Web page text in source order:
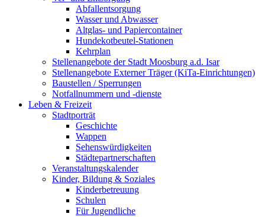
Abfallentsorgung
Wasser und Abwasser
Altglas- und Papiercontainer
Hundekotbeutel-Stationen
Kehrplan
Stellenangebote der Stadt Moosburg a.d. Isar
Stellenangebote Externer Träger (KiTa-Einrichtungen)
Baustellen / Sperrungen
Notfallnummern und -dienste
Leben & Freizeit
Stadtporträt
Geschichte
Wappen
Sehenswürdigkeiten
Städtepartnerschaften
Veranstaltungskalender
Kinder, Bildung & Soziales
Kinderbetreuung
Schulen
Für Jugendliche